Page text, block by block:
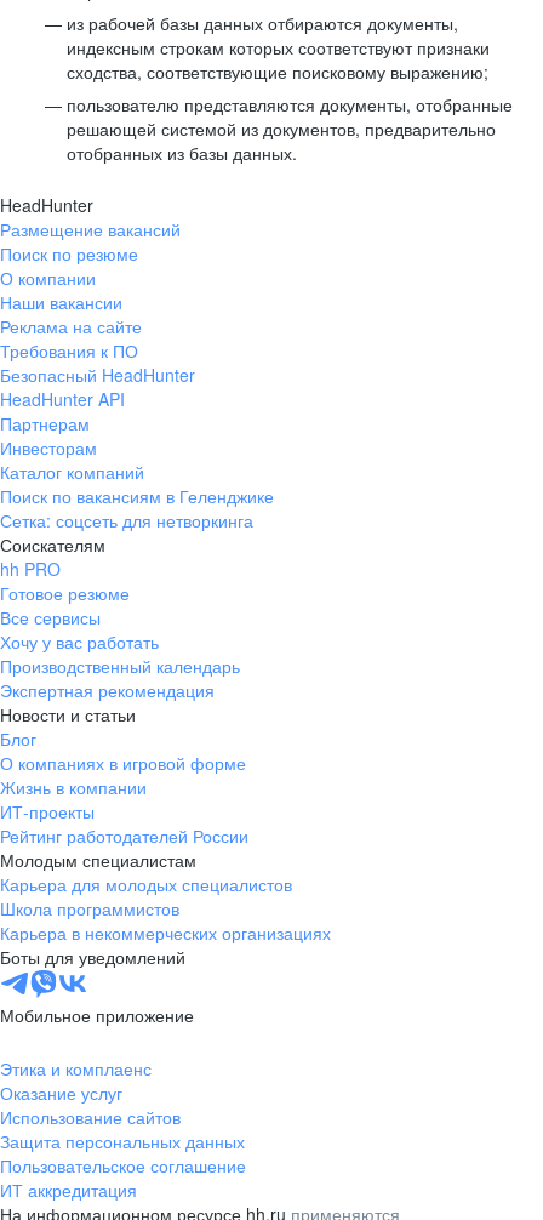
из рабочей базы данных отбираются документы,
индексным строкам которых соответствуют признаки
сходства, соответствующие поисковому выражению;
пользователю представляются документы, отобранные
решающей системой из документов, предварительно
отобранных из базы данных.
HeadHunter
Размещение вакансий
Поиск по резюме
О компании
Наши вакансии
Реклама на сайте
Требования к ПО
Безопасный HeadHunter
HeadHunter API
Партнерам
Инвесторам
Каталог компаний
Поиск по вакансиям в Геленджике
Сетка: соцсеть для нетворкинга
Соискателям
hh PRO
Готовое резюме
Все сервисы
Хочу у вас работать
Производственный календарь
Экспертная рекомендация
Новости и статьи
Блог
О компаниях в игровой форме
Жизнь в компании
ИТ-проекты
Рейтинг работодателей России
Молодым специалистам
Карьера для молодых специалистов
Школа программистов
Карьера в некоммерческих организациях
Боты для уведомлений
Мобильное приложение
Этика и комплаенс
Оказание услуг
Использование сайтов
Защита персональных данных
Пользовательское соглашение
ИТ аккредитация
На информационном ресурсе hh.ru применяются